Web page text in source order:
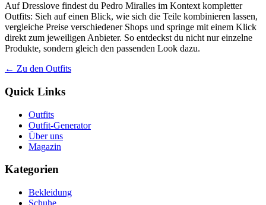
Auf Dresslove findest du Pedro Miralles im Kontext kompletter
Outfits: Sieh auf einen Blick, wie sich die Teile kombinieren lassen,
vergleiche Preise verschiedener Shops und springe mit einem Klick
direkt zum jeweiligen Anbieter. So entdeckst du nicht nur einzelne
Produkte, sondern gleich den passenden Look dazu.
← Zu den Outfits
Quick Links
Outfits
Outfit-Generator
Über uns
Magazin
Kategorien
Bekleidung
Schuhe